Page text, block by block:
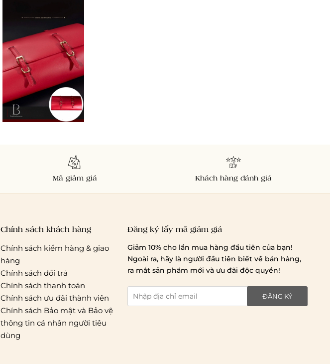
Giao hàng trong ngày (hoả tốc)
Hồ Chí Minh:Áp dụng theo bảng giá cước của ĐVVC
Vietelpost/ Giaohangtietkiem và 1 số đối tác vận
chuyển khác
Hà Nội và các tỉnh thành khác:Áp dụng theo bảng giá
cước của ĐVVC Vietelpost/ Giaohangtietkiem... và 1 số
đối tác vận chuyển khác
Mã giảm giá Khách hàng đánh giá
Chính sách khách hàng
Chính sách kiểm hàng & giao
hàng
Chính sách đổi trả
Chính sách thanh toán
Chính sách ưu đãi thành viên
Chính sách Bảo mật và Bảo vệ
thông tin cá nhân người tiêu
dùng
Đăng ký lấy mã giảm giá
Giảm 10% cho lần mua hàng đầu tiên của bạn!
Ngoài ra, hãy là người đầu tiên biết về bán hàng,
ra mắt sản phẩm mới và ưu đãi độc quyền!
ĐĂNG KÝ